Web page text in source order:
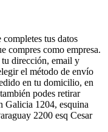
tus datos
compres como empresa.
tu dirección, email y
el método de envío
en tu domicilio, en
podes retirar
Galicia 1204, esquina
2200 esq Cesar